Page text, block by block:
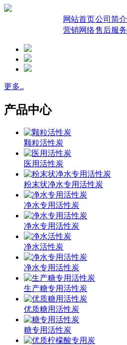
网站首页公司简介
营销网络售后服务
更多..
产品中心
颗粒活性炭
医用活性炭
粉末状净水专用活性炭
净水专用活性炭
净水专用活性炭
净水活性炭
净水专用活性炭
生产糖专用活性炭
优质糖用活性炭
糖专用活性炭